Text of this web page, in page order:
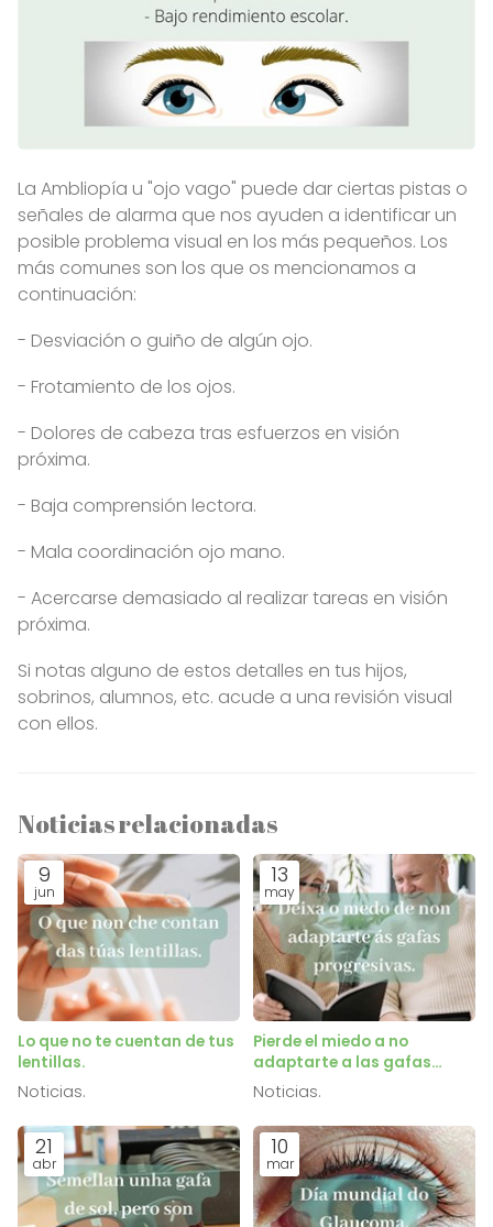
La Ambliopía u "ojo vago" puede dar ciertas pistas o
señales de alarma que nos ayuden a identificar un
posible problema visual en los más pequeños. Los
más comunes son los que os mencionamos a
continuación:
- Desviación o guiño de algún ojo.
- Frotamiento de los ojos.
- Dolores de cabeza tras esfuerzos en visión
próxima.
- Baja comprensión lectora.
- Mala coordinación ojo mano.
- Acercarse demasiado al realizar tareas en visión
próxima.
Si notas alguno de estos detalles en tus hijos,
sobrinos, alumnos, etc. acude a una revisión visual
con ellos.
Noticias relacionadas
9
jun
Lo que no te cuentan de tus
lentillas.
Noticias.
13
may
Pierde el miedo a no
adaptarte a las gafas
progresivas.
Noticias.
21
abr
10
mar